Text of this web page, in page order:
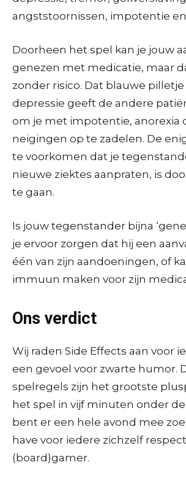
angststoornissen, impotentie en
Doorheen het spel kan je jouw
genezen met medicatie, maar
zonder risico. Dat blauwe
depressie geeft de andere
om je met impotentie, anorexia
neigingen op te zadelen. De
te voorkomen dat je
nieuwe ziektes aanpraten, is
te gaan.
Is jouw tegenstander bijna
je ervoor zorgen dat hij een
één van zijn aandoeningen, of
immuun maken voor zijn
Ons verdict
Wij raden Side Effects aan voor
een gevoel voor zwarte humor.
spelregels zijn het grootste
het spel in vijf minuten onder
bent er een hele avond mee
have voor iedere zichzelf
(board)gamer.